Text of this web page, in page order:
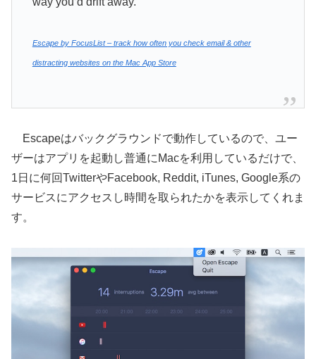
Escape by FocusList – track how often you check email & other
distracting websites on the Mac App Store
Escapeはバックグラウンドで動作しているので、ユー
ザーはアプリを起動し普通にMacを利用しているだけで、
1日に何回TwitterやFacebook, Reddit, iTunes, Google系の
サービスにアクセスし時間を取られたかを表示してくれま
す。